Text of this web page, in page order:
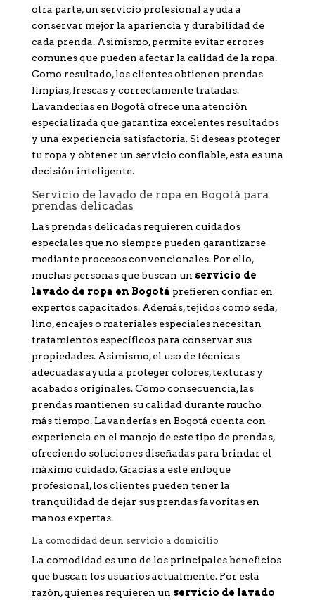
otra parte, un servicio profesional ayuda a
conservar mejor la apariencia y durabilidad de
cada prenda. Asimismo, permite evitar errores
comunes que pueden afectar la calidad de la ropa.
Como resultado, los clientes obtienen prendas
limpias, frescas y correctamente tratadas.
Lavanderías en Bogotá ofrece una atención
especializada que garantiza excelentes resultados
y una experiencia satisfactoria. Si deseas proteger
tu ropa y obtener un servicio confiable, esta es una
decisión inteligente.
Servicio de lavado de ropa en Bogotá para
prendas delicadas
Las prendas delicadas requieren cuidados
especiales que no siempre pueden garantizarse
mediante procesos convencionales. Por ello,
muchas personas que buscan un servicio de
lavado de ropa en Bogotá prefieren confiar en
expertos capacitados. Además, tejidos como seda,
lino, encajes o materiales especiales necesitan
tratamientos específicos para conservar sus
propiedades. Asimismo, el uso de técnicas
adecuadas ayuda a proteger colores, texturas y
acabados originales. Como consecuencia, las
prendas mantienen su calidad durante mucho
más tiempo. Lavanderías en Bogotá cuenta con
experiencia en el manejo de este tipo de prendas,
ofreciendo soluciones diseñadas para brindar el
máximo cuidado. Gracias a este enfoque
profesional, los clientes pueden tener la
tranquilidad de dejar sus prendas favoritas en
manos expertas.
La comodidad de un servicio a domicilio
La comodidad es uno de los principales beneficios
que buscan los usuarios actualmente. Por esta
razón, quienes requieren un servicio de lavado